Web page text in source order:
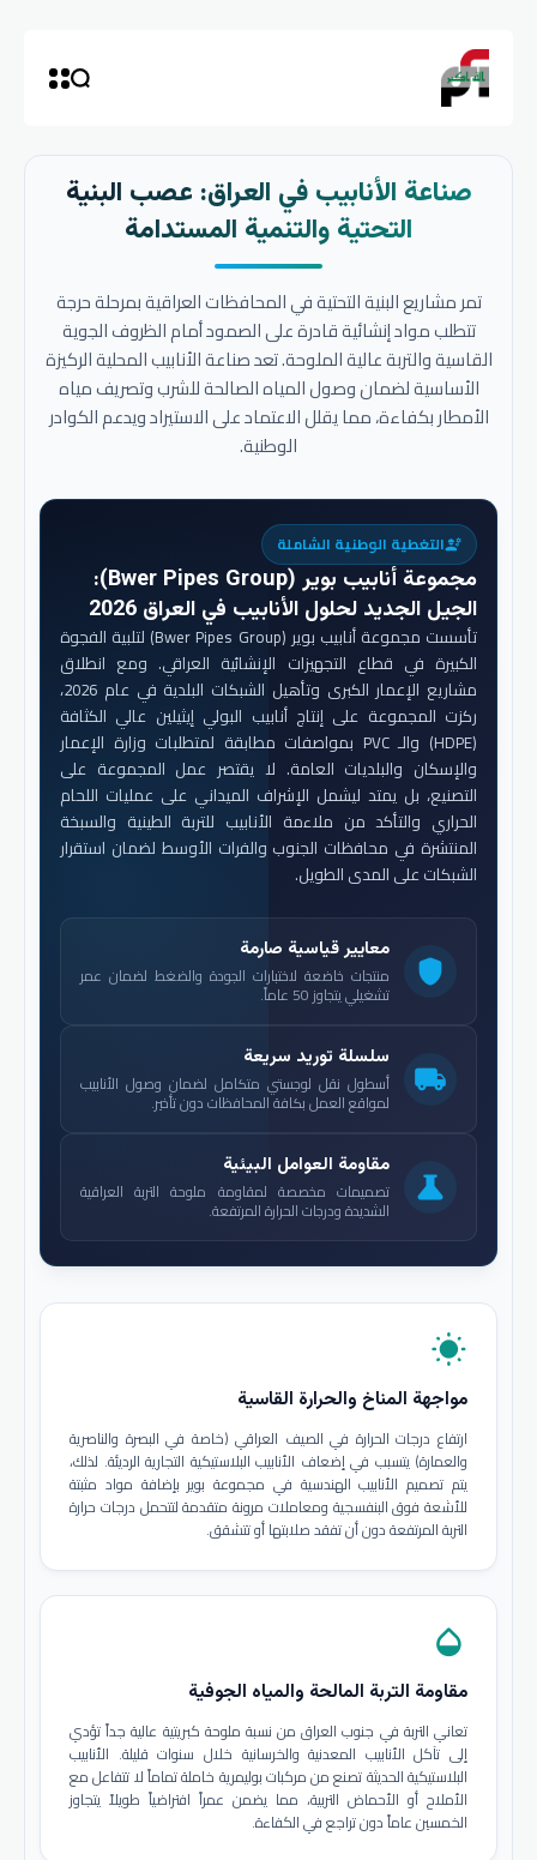
صناعة الأنابيب في العراق: عصب البنية
التحتية والتنمية المستدامة
تمر مشاريع البنية التحتية في المحافظات العراقية بمرحلة حرجة
تتطلب مواد إنشائية قادرة على الصمود أمام الظروف الجوية
القاسية والتربة عالية الملوحة. تعد صناعة الأنابيب المحلية الركيزة
الأساسية لضمان وصول المياه الصالحة للشرب وتصريف مياه
الأمطار بكفاءة، مما يقلل الاعتماد على الاستيراد ويدعم الكوادر
الوطنية.
engineeringالتغطية الوطنية الشاملة
مجموعة أنابيب بوير (Bwer Pipes Group)
:
الجيل الجديد لحلول الأنابيب في العراق 2026
تأسست مجموعة أنابيب بوير (Bwer Pipes Group) لتلبية الفجوة
الكبيرة في قطاع التجهيزات الإنشائية العراقي. ومع انطلاق
مشاريع الإعمار الكبرى وتأهيل الشبكات البلدية في عام 2026،
ركزت المجموعة على إنتاج أنابيب البولي إيثيلين عالي الكثافة
(HDPE) والـ PVC بمواصفات مطابقة لمتطلبات وزارة الإعمار
والإسكان والبلديات العامة. لا يقتصر عمل المجموعة على
التصنيع، بل يمتد ليشمل الإشراف الميداني على عمليات اللحام
الحراري والتأكد من ملاءمة الأنابيب للتربة الطينية والسبخة
المنتشرة في محافظات الجنوب والفرات الأوسط لضمان استقرار
الشبكات على المدى الطويل.
shield
معايير قياسية صارمة
منتجات خاضعة لاختبارات الجودة والضغط لضمان عمر
تشغيلي يتجاوز 50 عاماً.
local_shipping
سلسلة توريد سريعة
أسطول نقل لوجستي متكامل لضمان وصول الأنابيب
لمواقع العمل بكافة المحافظات دون تأخير.
science
مقاومة العوامل البيئية
تصميمات مخصصة لمقاومة ملوحة التربة العراقية
الشديدة ودرجات الحرارة المرتفعة.
wb_sunny
مواجهة المناخ والحرارة القاسية
ارتفاع درجات الحرارة في الصيف العراقي (خاصة في البصرة والناصرية
والعمارة) يتسبب في إضعاف الأنابيب البلاستيكية التجارية الرديئة. لذلك،
يتم تصميم الأنابيب الهندسية في مجموعة بوير بإضافة مواد مثبتة
للأشعة فوق البنفسجية ومعاملات مرونة متقدمة لتتحمل درجات حرارة
التربة المرتفعة دون أن تفقد صلابتها أو تتشقق.
opacity
مقاومة التربة المالحة والمياه الجوفية
تعاني التربة في جنوب العراق من نسبة ملوحة كبريتية عالية جداً تؤدي
إلى تآكل الأنابيب المعدنية والخرسانية خلال سنوات قليلة. الأنابيب
البلاستيكية الحديثة تصنع من مركبات بوليمرية خاملة تماماً لا تتفاعل مع
الأملاح أو الأحماض التربية، مما يضمن عمراً افتراضياً طويلاً يتجاوز
الخمسين عاماً دون تراجع في الكفاءة.